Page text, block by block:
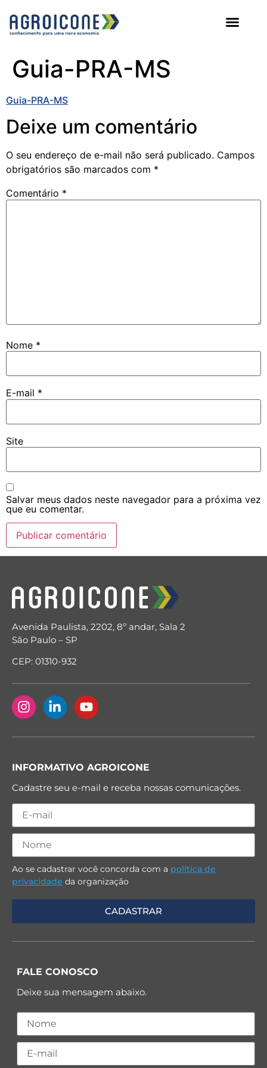
Guia-PRA-MS
Guia-PRA-MS
Deixe um comentário
O seu endereço de e-mail não será publicado. Campos
obrigatórios são marcados com *
Comentário *
Nome *
E-mail *
Site
Salvar meus dados neste navegador para a próxima vez
que eu comentar.
Avenida Paulista, 2202, 8º andar, Sala 2
São Paulo – SP
CEP: 01310-932
INFORMATIVO AGROICONE
Cadastre seu e-mail e receba nossas comunicações.
Ao se cadastrar você concorda com a política de
privacidade da organização
FALE CONOSCO
Deixe sua mensagem abaixo.